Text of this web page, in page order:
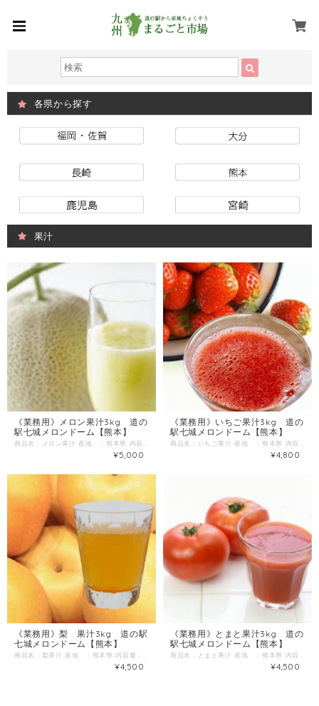
各県から探す
果汁
《業務用》メロン果汁3kg 道の
駅七城メロンドーム【熊本】
¥5,000
《業務用》いちご果汁3kg 道の
駅七城メロンドーム【熊本】
¥4,800
《業務用》梨 果汁3kg 道の駅
七城メロンドーム【熊本】
¥4,500
《業務用》とまと果汁3kg 道の
駅七城メロンドーム【熊本】
¥4,500